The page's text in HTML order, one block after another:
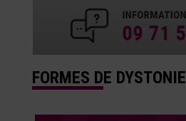
FORMES DE DYSTONIE